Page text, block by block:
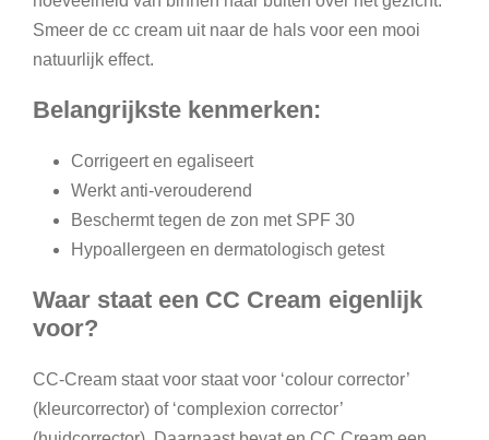
Smeer de cc cream uit naar de hals voor een mooi
natuurlijk effect.
Belangrijkste kenmerken:
Corrigeert en egaliseert
Werkt anti-verouderend
Beschermt tegen de zon met SPF 30
Hypoallergeen en dermatologisch getest
Waar staat een CC Cream eigenlijk
voor?
CC-Cream staat voor staat voor ‘colour corrector’
(kleurcorrector) of ‘complexion corrector’